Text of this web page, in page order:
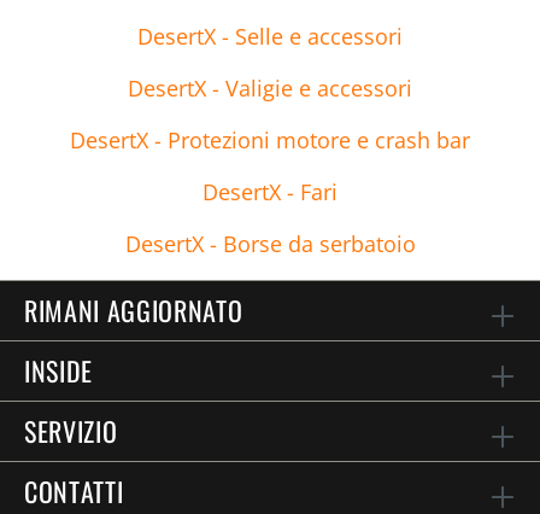
DesertX - Selle e accessori
DesertX - Valigie e accessori
DesertX - Protezioni motore e crash bar
DesertX - Fari
DesertX - Borse da serbatoio
RIMANI AGGIORNATO
INSIDE
SERVIZIO
CONTATTI